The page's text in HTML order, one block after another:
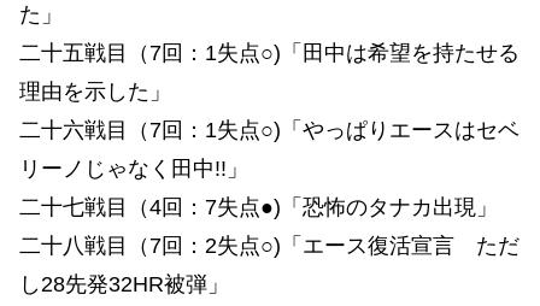
た」
二十五戦目（7回：1失点○)「田中は希望を持たせる
理由を示した」
二十六戦目（7回：1失点○)「やっぱりエースはセベ
リーノじゃなく田中!!」
二十七戦目（4回：7失点●)「恐怖のタナカ出現」
二十八戦目（7回：2失点○)「エース復活宣言 ただ
し28先発32HR被弾」